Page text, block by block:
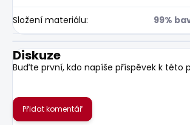
Složení materiálu: 99%
Diskuze
Buďte první, kdo napíše příspěvek k této
Přidat komentář